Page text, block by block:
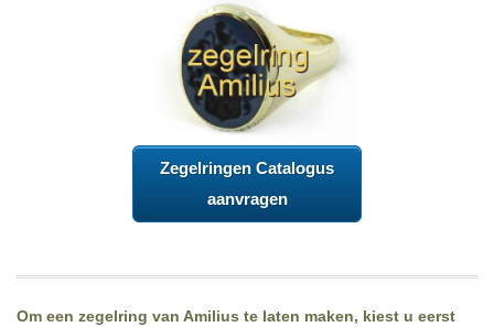
Zegelringen Catalogus
aanvragen
Om een zegelring van Amilius te laten maken, kiest u eerst